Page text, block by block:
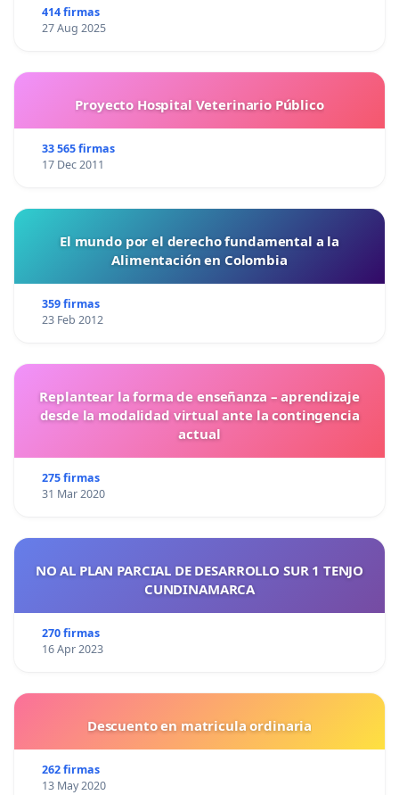
414 firmas
27 Aug 2025
Proyecto Hospital Veterinario Público
33 565 firmas
17 Dec 2011
El mundo por el derecho fundamental a la
Alimentación en Colombia
359 firmas
23 Feb 2012
Replantear la forma de enseñanza – aprendizaje
desde la modalidad virtual ante la contingencia
actual
275 firmas
31 Mar 2020
NO AL PLAN PARCIAL DE DESARROLLO SUR 1 TENJO
CUNDINAMARCA
270 firmas
16 Apr 2023
Descuento en matricula ordinaria
262 firmas
13 May 2020